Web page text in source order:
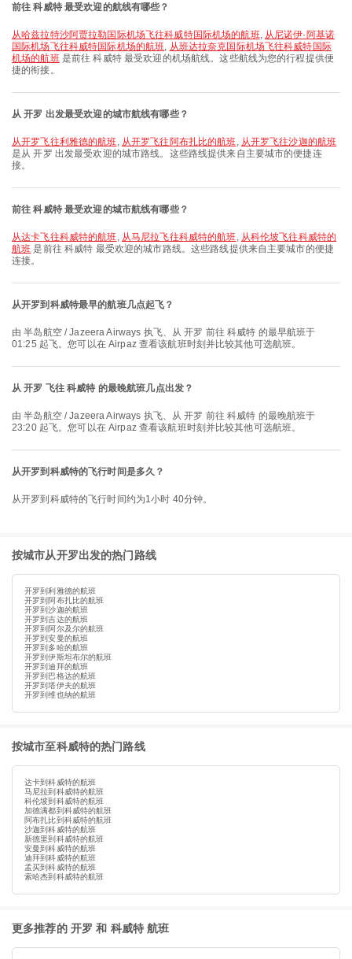
前往 科威特 最受欢迎的航线有哪些？
从哈兹拉特沙阿贾拉勒国际机场飞往科威特国际机场的航班, 从尼诺伊·阿基诺
国际机场飞往科威特国际机场的航班, 从班达拉奈克国际机场飞往科威特国际
机场的航班是前往 科威特 最受欢迎的机场航线。这些航线为您的行程提供便
捷的衔接。
从 开罗 出发最受欢迎的城市航线有哪些？
从开罗飞往利雅德的航班, 从开罗飞往阿布扎比的航班, 从开罗飞往沙迦的航班
是从 开罗 出发最受欢迎的城市路线。这些路线提供来自主要城市的便捷连
接。
前往 科威特 最受欢迎的城市航线有哪些？
从达卡飞往科威特的航班, 从马尼拉飞往科威特的航班, 从科伦坡飞往科威特的
航班 是前往 科威特 最受欢迎的城市路线。这些路线提供来自主要城市的便捷
连接。
从开罗到科威特最早的航班几点起飞？
由 半岛航空 / Jazeera Airways 执飞、从 开罗 前往 科威特 的最早航班于
01:25 起飞。您可以在 Airpaz 查看该航班时刻并比较其他可选航班。
从 开罗 飞往 科威特 的最晚航班几点出发？
由 半岛航空 / Jazeera Airways 执飞、从 开罗 前往 科威特 的最晚航班于
23:20 起飞。您可以在 Airpaz 查看该航班时刻并比较其他可选航班。
从开罗到科威特的飞行时间是多久？
从开罗到科威特的飞行时间约为1小时 40分钟。
按城市从开罗出发的热门路线
开罗到利雅德的航班
开罗到阿布扎比的航班
开罗到沙迦的航班
开罗到吉达的航班
开罗到阿尔及尔的航班
开罗到安曼的航班
开罗到多哈的航班
开罗到伊斯坦布尔的航班
开罗到迪拜的航班
开罗到巴格达的航班
开罗到塔伊夫的航班
开罗到维也纳的航班
按城市至科威特的热门路线
达卡到科威特的航班
马尼拉到科威特的航班
科伦坡到科威特的航班
加德满都到科威特的航班
阿布扎比到科威特的航班
沙迦到科威特的航班
新德里到科威特的航班
安曼到科威特的航班
迪拜到科威特的航班
孟买到科威特的航班
索哈杰到科威特的航班
更多推荐的 开罗 和 科威特 航班